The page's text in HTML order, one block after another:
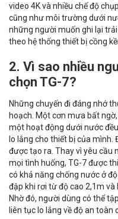
video 4K và nhiều chế độ
cũng như môi trường dưới
những người muốn ghi lại
theo hệ thống thiết bị cồng
2. Vì sao nhiều
chọn TG-7?
Những chuyến đi đáng nhớ
hoạch. Một cơn mưa bất
một hoạt động dưới nước
lo lắng cho thiết bị của mình.
được tạo ra. Thay vì yêu cầu
mọi tình huống, TG-7 được
có khả năng chống nước ở
đập khi rơi từ độ cao 2,1m và
Nhờ đó, người dùng có thể
liên tục lo lắng về độ an toàn